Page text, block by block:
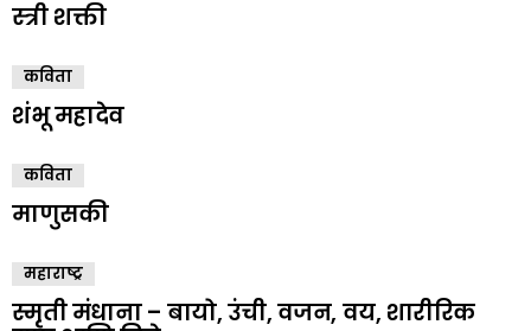
स्त्री शक्ती
कविता
शंभू महादेव
कविता
माणुसकी
महाराष्ट्र
स्मृती मंधाना – बायो, उंची, वजन, वय, शारीरिक